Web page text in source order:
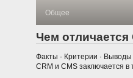
Общее
Чем отличается
Факты · Критерии ·
CRM и CMS заключается в